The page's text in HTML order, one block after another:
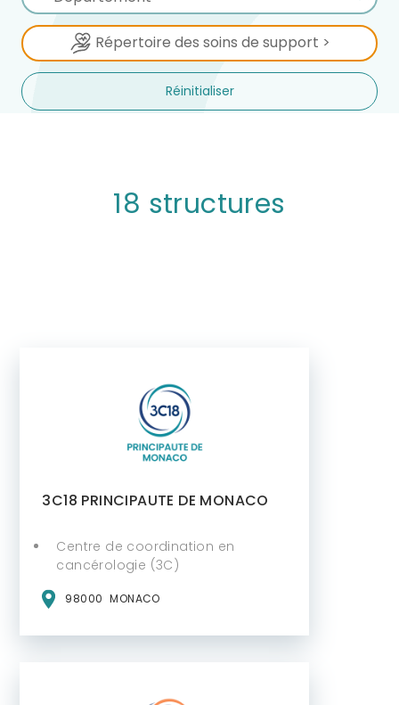
Répertoire des soins de support >
Réinitialiser
18 structures
3C18 PRINCIPAUTE DE MONACO
Centre de coordination en
cancérologie (3C)
98000 MONACO